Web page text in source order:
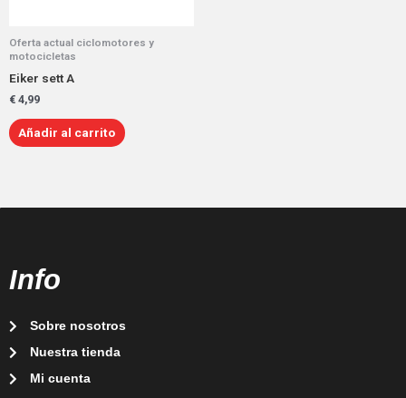
Oferta actual ciclomotores y
motocicletas
Eiker sett A
€ 4,99
Añadir al carrito
Info
Sobre nosotros
Nuestra tienda
Mi cuenta